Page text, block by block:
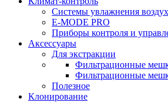
Системы увлажнения
E-MODE PRO
Приборы контроля и
Аксессуары
Для экстракции
Фильтрационные
Фильтрационные
Полезное
Клонирование